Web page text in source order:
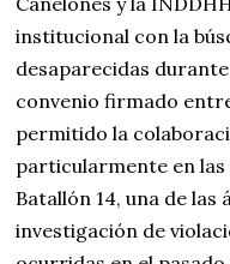
institucional con la
desaparecidas
convenio firmado
permitido la
particularmente en
Batallón 14, una de las
investigación de